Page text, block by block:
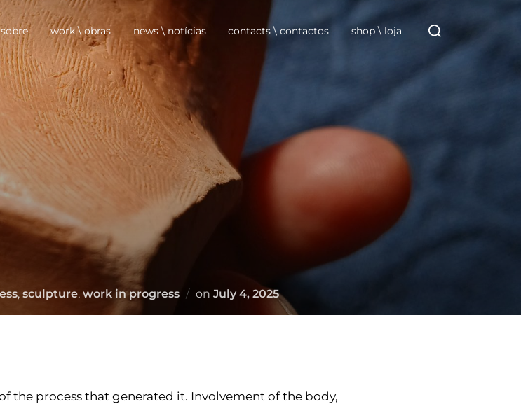
work \ obras news \ notícias contacts \ contactos shop \ loja
for:
, sculpture, work in progress on Posted
July 4, 2025
the process that generated it. Involvement of the body,